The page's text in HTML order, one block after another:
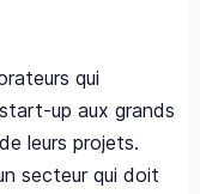
qui
up aux grands
leurs projets.
secteur qui doit